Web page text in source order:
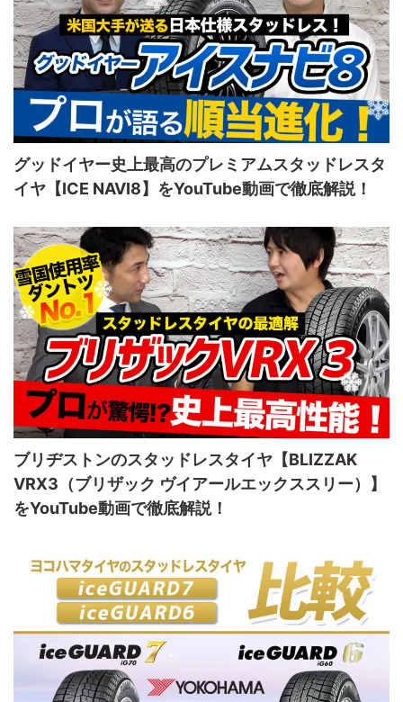
グッドイヤー史上最高のプレミアムスタッドレスタ
イヤ【ICE NAVI8】をYouTube動画で徹底解説！
ブリヂストンのスタッドレスタイヤ【BLIZZAK
VRX3（ブリザック ヴイアールエックススリー）】
をYouTube動画で徹底解説！